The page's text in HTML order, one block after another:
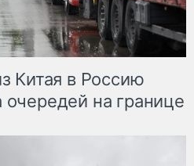
Китая в Россию
на границе